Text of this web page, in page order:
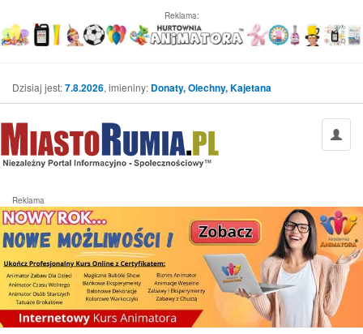
Reklama:
Dzisiaj jest:7.8.2026, imieniny: Donaty, Olechny, Kajetana
Reklama